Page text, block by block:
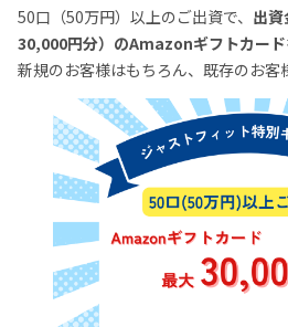
50口（50万円）以上のご出資で、 出
30,000円分）のAmazonギフトカード
新規のお客様はもちろん、既存のお客